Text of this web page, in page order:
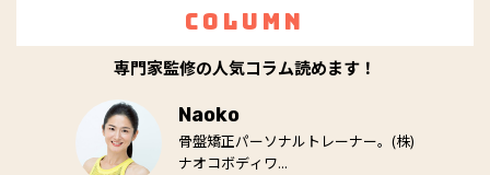
Column
専門家監修の人気コラム読めます！
Naoko
骨盤矯正パーソナルトレーナー。(株)
ナオコボディワ...